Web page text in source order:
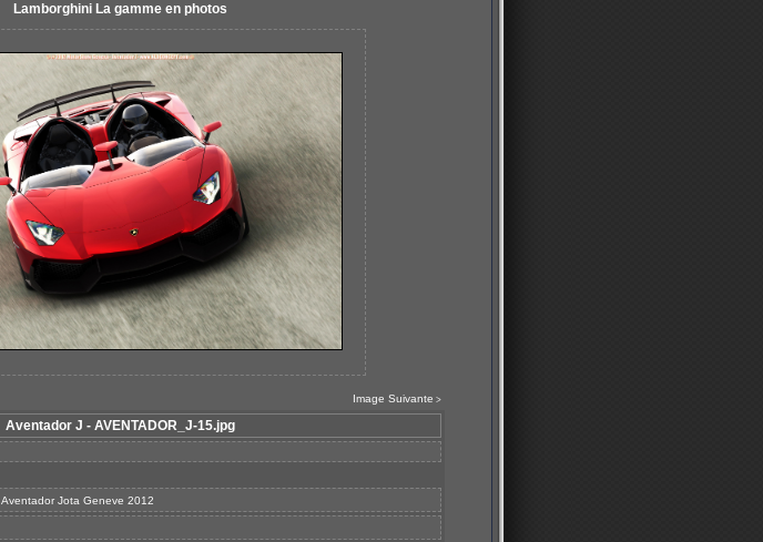
Lamborghini La gamme en photos
Image Suivante >
Aventador J - AVENTADOR_J-15.jpg
Aventador Jota Geneve 2012